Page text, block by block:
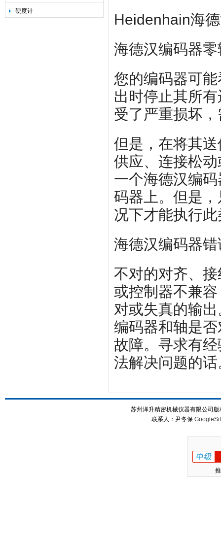
硬度计
Heidenhain海
海德汉编码器
您的编码器可
出时停止其所
受了严重损坏
但是，在将其
供应、连接松
一个海德汉编
码器上。但是
况下才能执行
海德汉编码器
不对的对齐、
或控制器不兼
对或失真的输
编码器和轴是
故障。寻求有
法解决问题的话
苏州泽升精密机械仪器有限公司
联系人：尹冬保